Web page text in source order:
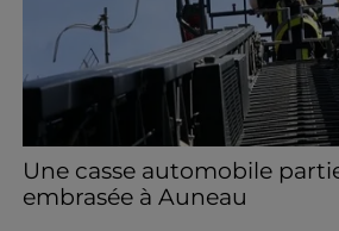
Une casse automobile
embrasée à Auneau